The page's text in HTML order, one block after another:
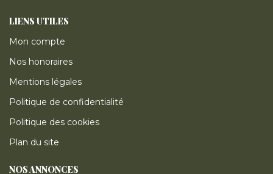
LIENS UTILES
Mon compte
Nos honoraires
Mentions légales
Politique de confidentialité
Politique des cookies
Plan du site
NOS ANNONCES